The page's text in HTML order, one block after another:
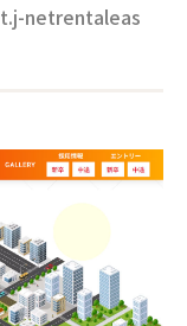
netrentaleas